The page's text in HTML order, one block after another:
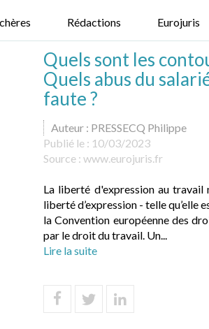
Rédactions Eurojuris
Quels sont les
Quels abus du
faute ?
Auteur : PRESSECQ Philippe
Publié le : 10/03/2023
Source : www.eurojuris.fr
La liberté d'expression au
liberté d’expression - telle qu’elle
la Convention européenne des
par le droit du travail. Un...
Lire la suite